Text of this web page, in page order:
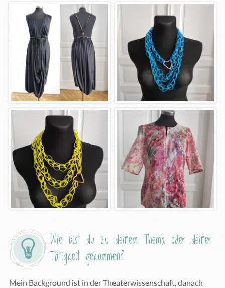
Wie bist du zu deinem Thema oder deiner
Tätigkeit gekommen?
Mein Background ist in der Theaterwissenschaft, danach